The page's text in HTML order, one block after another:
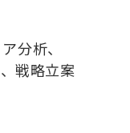
分析、
戦略立案